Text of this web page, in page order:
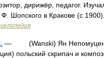
дирижёр, педагог.
Шопского в Кракове (с
— (Wanski) Ян Непомуцен
польский скрипач и